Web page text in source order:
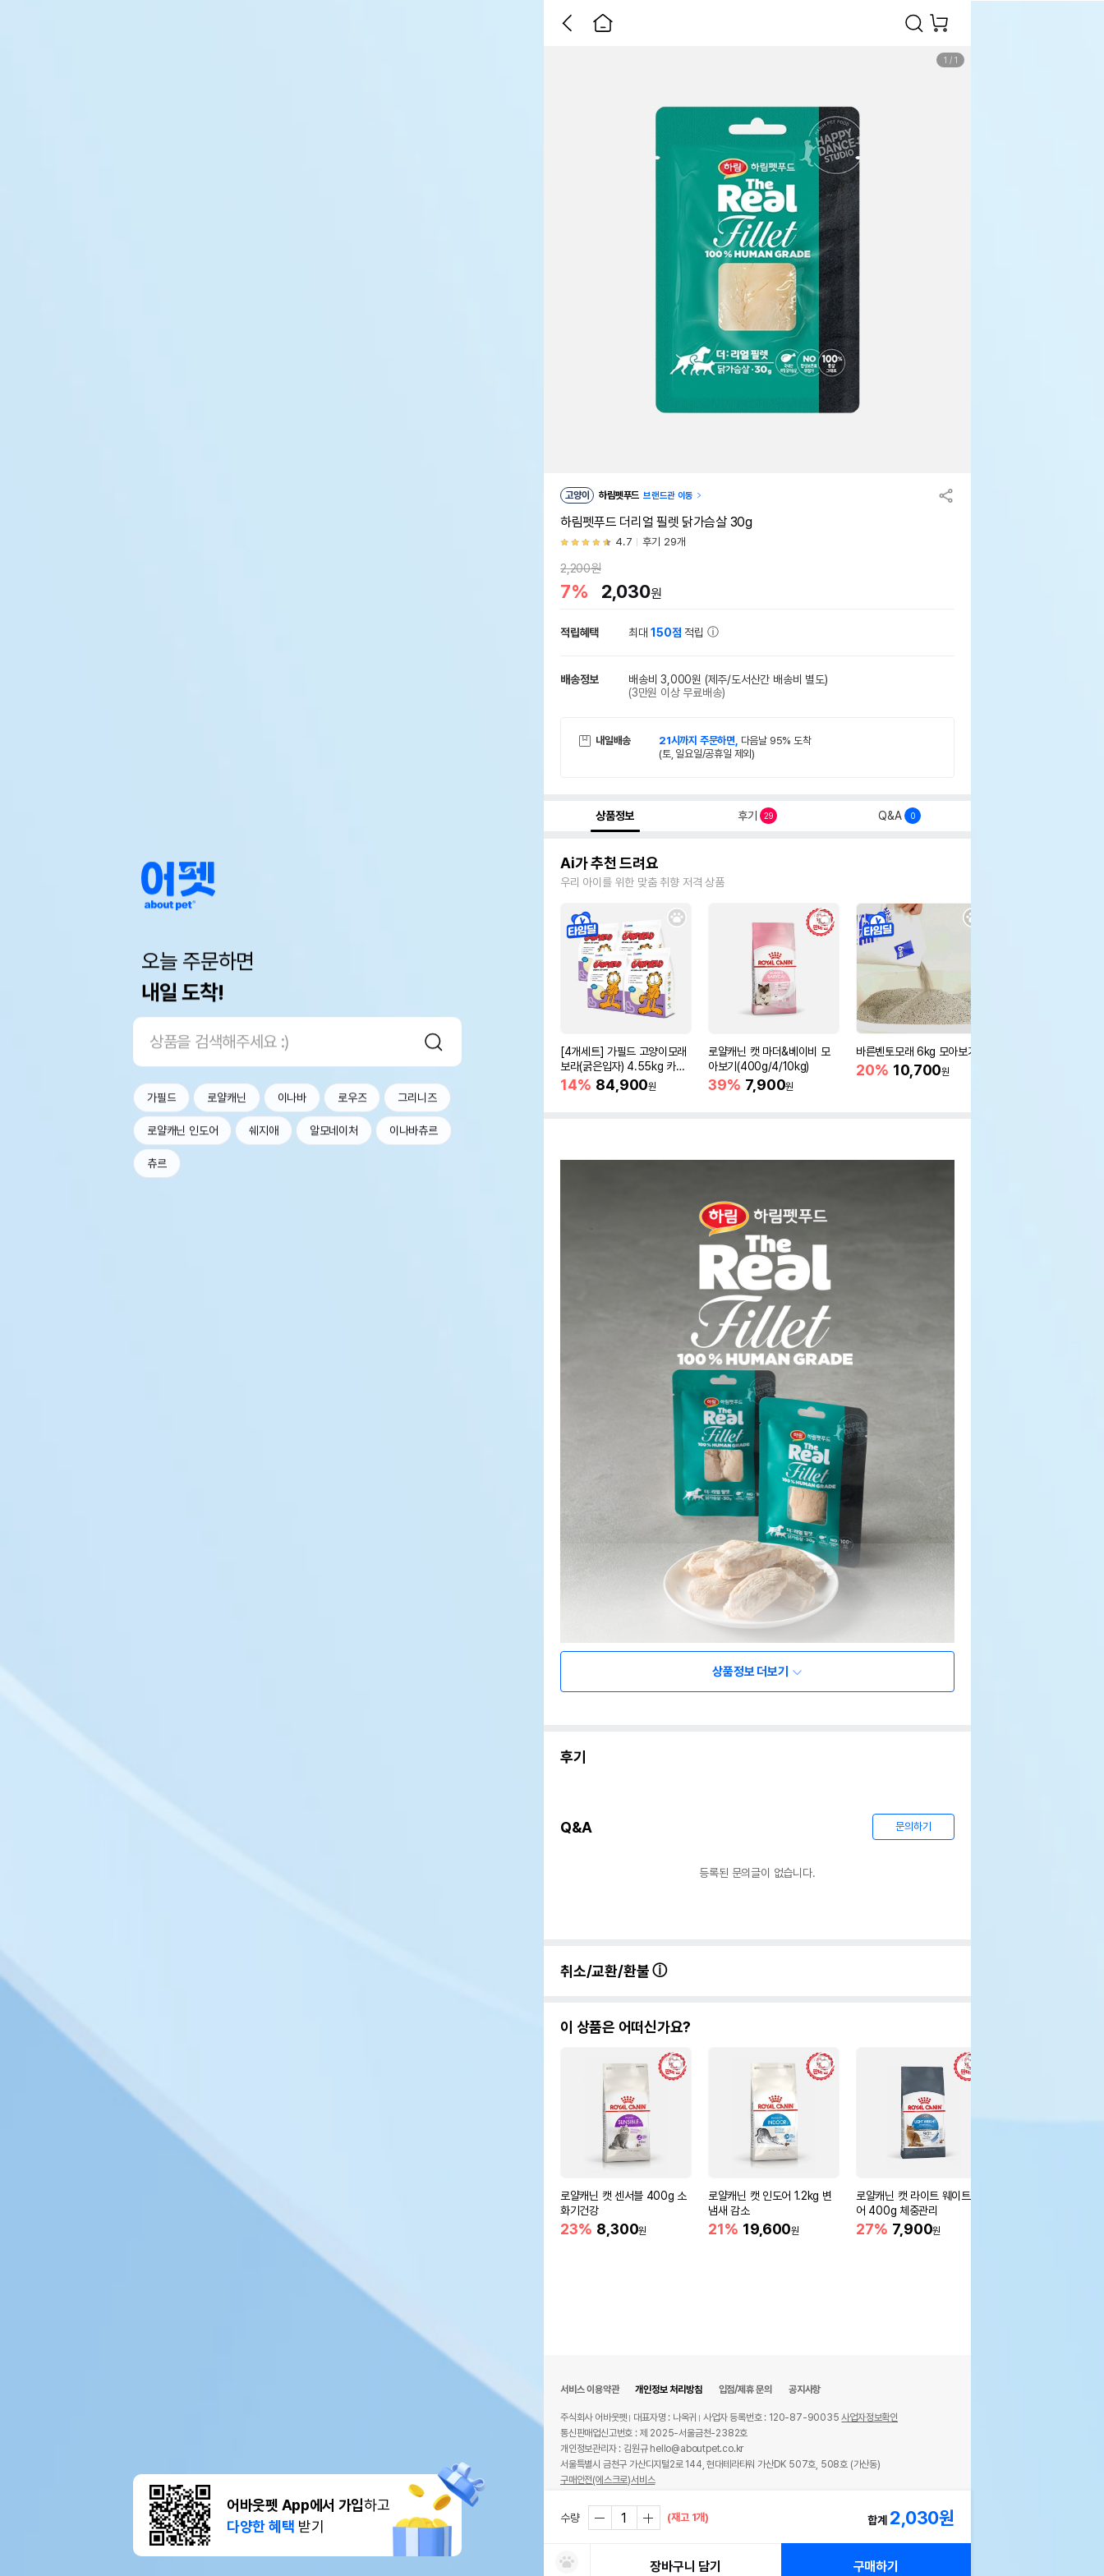
오늘 주문하면
내일 도착!
가필드 로얄캐닌 이나바 로우즈 그리니즈
로얄캐닌 인도어 쉐지애 알모네이처 이나바츄르
츄르
어바웃펫 App에서 가입하고
다양한 혜택 받기
1 / 1
고양이 하림펫푸드 브랜드관 이동
하림펫푸드 더리얼 필렛 닭가슴살 30g
4.7 후기 29개
2,200원
7% 2,030원
적립혜택 최대150점 적립
배송정보 배송비 3,000원 (제주/도서산간 배송비 별도)
(3만원 이상 무료배송)
내일배송 21시까지 주문하면, 다음날 95% 도착
(토, 일요일/공휴일 제외)
상품정보 후기 29 Q&A 0
Ai가 추천 드려요
우리 아이를 위한 맞춤 취향 저격 상품
[4개세트] 가필드 고양이모래
보라(굵은입자) 4.55kg 카사
바모래
14% 84,900원
로얄캐닌 캣 마더&베이비 모
아보기(400g/4/10kg)
39% 7,900원
바른벤토모래 6kg 모아보기
20% 10,700원
상품정보 더보기
후기
Q&A 문의하기
등록된 문의글이 없습니다.
취소/교환/환불
이 상품은 어떠신가요?
로얄캐닌 캣 센서블 400g 소
화기건강
23% 8,300원
로얄캐닌 캣 인도어 1.2kg 변
냄새 감소
21% 19,600원
로얄캐닌 캣 라이트 웨이트 케
어 400g 체중관리
27% 7,900원
수량 (재고 1개) 합계 2,030원
장바구니 담기 구매하기
서비스 이용약관 개인정보 처리방침 입점/제휴 문의 공지사항
주식회사 어바웃펫 대표자명 : 나옥귀 사업자 등록번호 : 120-87-90035사업자정보확인
통신판매업신고번호 : 제 2025-서울금천-2382호
개인정보관리자 : 김원규 hello@aboutpet.co.kr
서울특별시 금천구 가산디지털2로 144, 현대테라타워 가산DK 507호, 508호 (가산동)
구매안전(에스크로)서비스